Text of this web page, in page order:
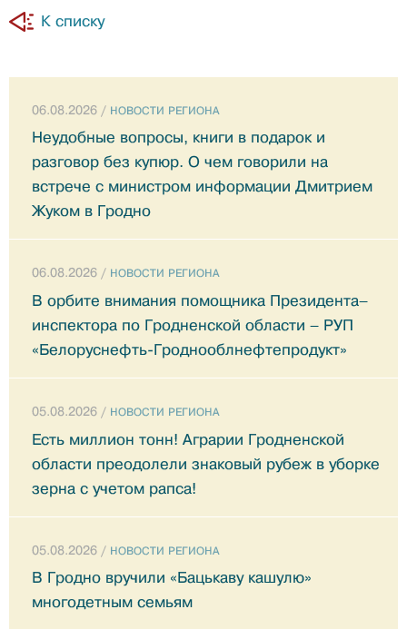
К списку
06.08.2026 / НОВОСТИ РЕГИОНА
Неудобные вопросы, книги в подарок и
разговор без купюр. О чем говорили на
встрече с министром информации Дмитрием
Жуком в Гродно
06.08.2026 / НОВОСТИ РЕГИОНА
В орбите внимания помощника Президента–
инспектора по Гродненской области – РУП
«Белоруснефть-Гроднооблнефтепродукт»
05.08.2026 / НОВОСТИ РЕГИОНА
Есть миллион тонн! Аграрии Гродненской
области преодолели знаковый рубеж в уборке
зерна с учетом рапса!
05.08.2026 / НОВОСТИ РЕГИОНА
В Гродно вручили «Бацькаву кашулю»
многодетным семьям